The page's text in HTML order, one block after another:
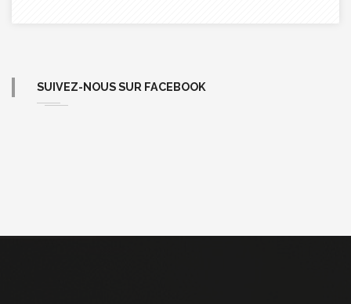
SUIVEZ-NOUS SUR FACEBOOK